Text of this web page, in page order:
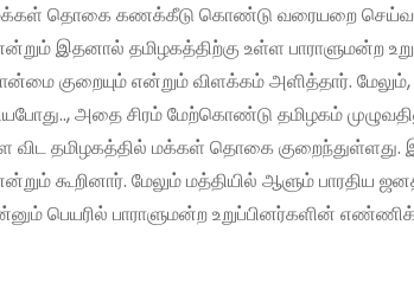
மக்கள் தொகை கணக்கீடு கொண்டு வரையறை
இதனால் தமிழகத்திற்கு உள்ள பாராளுமன்ற
குறையும் என்றும் விளக்கம் அளித்தார்.
அதை சிரம் மேற்கொண்டு தமிழகம்
தமிழகத்தில் மக்கள் தொகை குறைந்துள்ளது.
கூறினார். மேலும் மத்தியில் ஆளும் பாரதிய
பெயரில் பாராளுமன்ற உறுப்பினர்களின்